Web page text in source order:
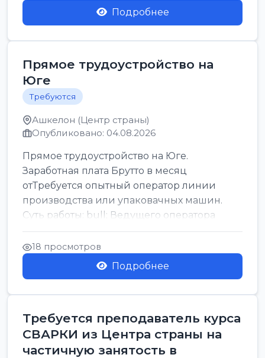
Подробнее
Прямое трудоустройство на
Юге
Требуются
Ашкелон (Центр страны)
Опубликовано: 04.08.2026
Прямое трудоустройство на Юге.
Заработная плата Брутто в месяц
отТребуется опытный оператор линии
производства или упаковачных машин.
Суть работы: bull; Ведущего оператора
линии. Запуск, контроль и по...
18 просмотров
Подробнее
Требуется преподаватель курса
СВАРКИ из Центра страны на
частичную занятость в